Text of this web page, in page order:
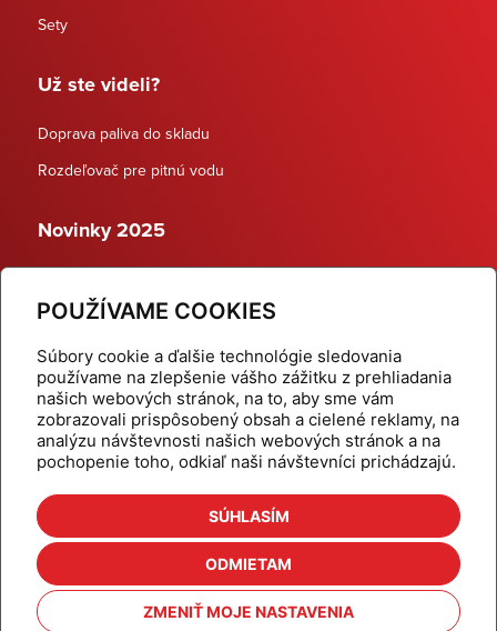
POUŽÍVAME COOKIES
Súbory cookie a ďalšie technológie sledovania
používame na zlepšenie vášho zážitku z prehliadania
našich webových stránok, na to, aby sme vám
zobrazovali prispôsobený obsah a cielené reklamy, na
analýzu návštevnosti našich webových stránok a na
pochopenie toho, odkiaľ naši návštevníci prichádzajú.
SÚHLASÍM
ODMIETAM
ZMENIŤ MOJE NASTAVENIA
Sety
Už ste videli?
Doprava paliva do skladu
Rozdeľovač pre pitnú vodu
Novinky 2025
Dynamické termostatické ventily
Domov
Produkty
Aktuality
Odber šikovné tipy
Kalkulačky
Cenníky
Na stiahnutie
Referencie
Kontakt